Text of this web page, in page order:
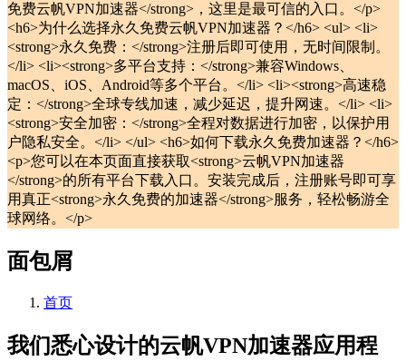
面包屑
首页
我们悉心设计的云帆VPN加速器应用程